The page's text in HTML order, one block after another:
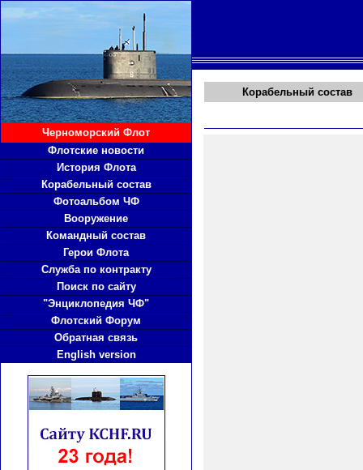
Черноморский Флот
Флотские новости
История Флота
Корабельный состав
Фотоальбом ЧФ
Вооружение
Командный состав
Герои Флота
Служба по контракту
Поиск по сайту
"Энциклопедия ЧФ"
Флотский Форум
Обратная связь
English version
Корабельный состав